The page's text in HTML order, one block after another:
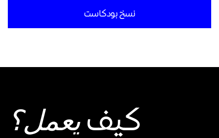
نسخ بودكاست
كيفيعمل؟